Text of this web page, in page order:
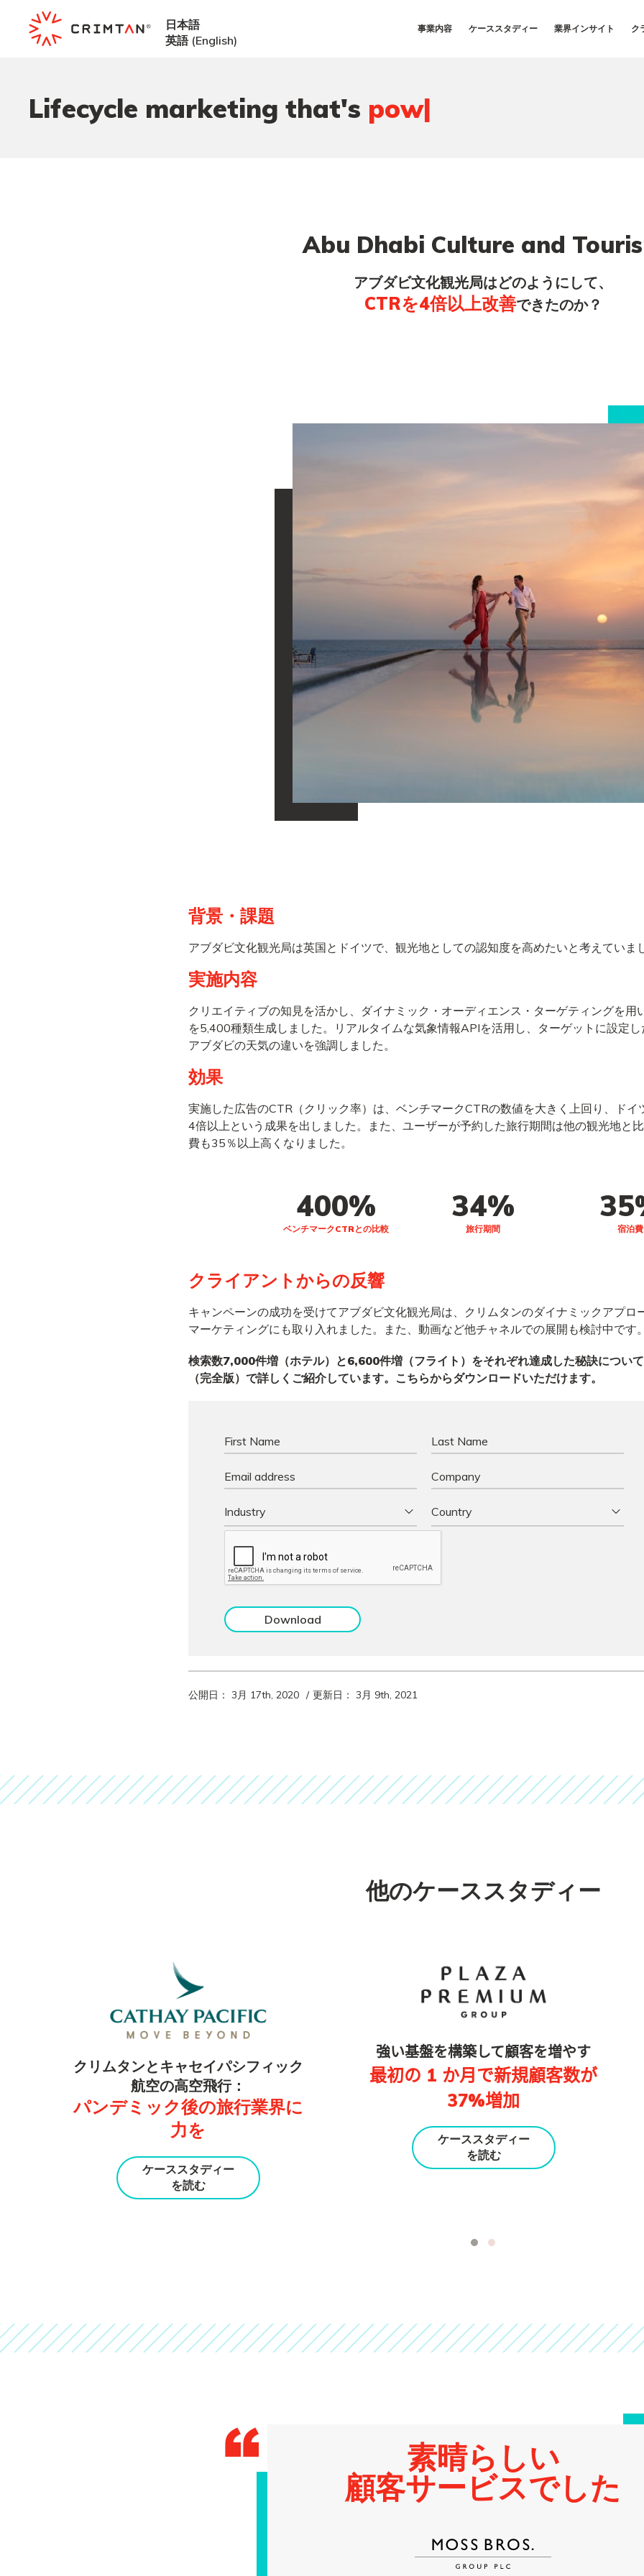
日本語
英語(English)
事業内容 ケーススタディー 業界インサイト ク
Lifecycle marketing that's |
Abu Dhabi Culture and
アブダビ文化観光局はどのようにして、
CTRを4倍以上改善できたのか？
背景・課題
アブダビ文化観光局は英国とドイツで、観光地としての認知度を高めたいと考えていま
実施内容
クリエイティブの知見を活かし、ダイナミック・オーディエンス・ターゲティングを用
を5,400種類生成しました。リアルタイムな気象情報APIを活用し、ターゲットに設定
アブダビの天気の違いを強調しました。
効果
実施した広告のCTR（クリック率）は、ベンチマークCTRの数値を大きく上回り、ド
4倍以上という成果を出しました。また、ユーザーが予約した旅行期間は他の観光地と
費も35％以上高くなりました。
400%
ベンチマークCTRとの比較
34%
旅行期間 宿泊費
クライアントからの反響
キャンペーンの成功を受けてアブダビ文化観光局は、クリムタンのダイナミックアプロ
マーケティングにも取り入れました。また、動画など他チャネルでの展開も検討中です
検索数7,000件増（ホテル）と6,600件増（フライト）をそれぞれ達成した秘訣につい
（完全版）で詳しくご紹介しています。こちらからダウンロードいただけます。
公開日： 3月 17th, 2020 更新日： 3月 9th, 2021
他のケーススタディー
クリムタンとキャセイパシフィック
航空の高空飛行：
パンデミック後の旅行業界に
力を
ケーススタディー
を読む
強い基盤を構築して顧客を増やす
最初の 1 か月で新規顧客数が
37%増加
ケーススタディー
を読む
素晴らしい
顧客サービスでした